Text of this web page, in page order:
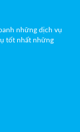
những dịch vụ
tốt nhất những